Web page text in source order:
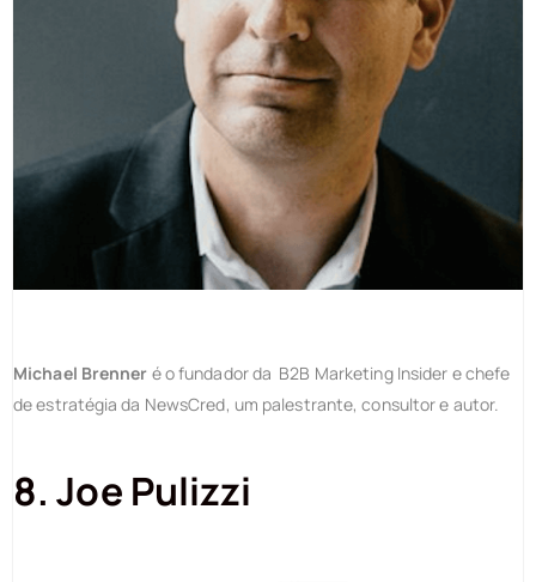
Michael Brenner é o fundador da B2B Marketing Insider e chefe
de estratégia da NewsCred, um palestrante, consultor e autor.
8. Joe Pulizzi